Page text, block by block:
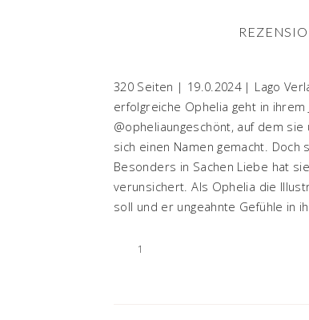
320 Seiten | 19.0.2024 | Lago
erfolgreiche Ophelia geht in
@opheliaungeschönt, auf dem
sich einen Namen gemacht.
Besonders in Sachen Liebe hat
verunsichert. Als Ophelia die
soll und er ungeahnte Gefühle in
1